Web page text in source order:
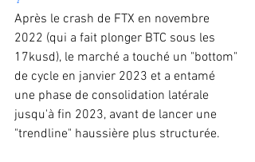
Après le crash de FTX en novembre
2022 (qui a fait plonger BTC sous les
17kusd), le marché a touché un "bottom"
de cycle en janvier 2023 et a entamé
une phase de consolidation latérale
jusqu'à fin 2023, avant de lancer une
"trendline" haussière plus structurée.